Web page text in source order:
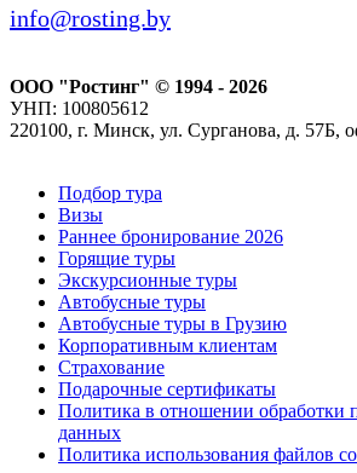
info@rosting.by
ООО "Ростинг" © 1994 - 2026
УНП: 100805612
220100, г. Минск, ул. Сурганова, д. 57Б,
Подбор тура
Визы
Раннее бронирование 2026
Горящие туры
Экскурсионные туры
Автобусные туры
Автобусные туры в Грузию
Корпоративным клиентам
Страхование
Подарочные сертификаты
Политика в отношении обработки
данных
Политика использования файлов